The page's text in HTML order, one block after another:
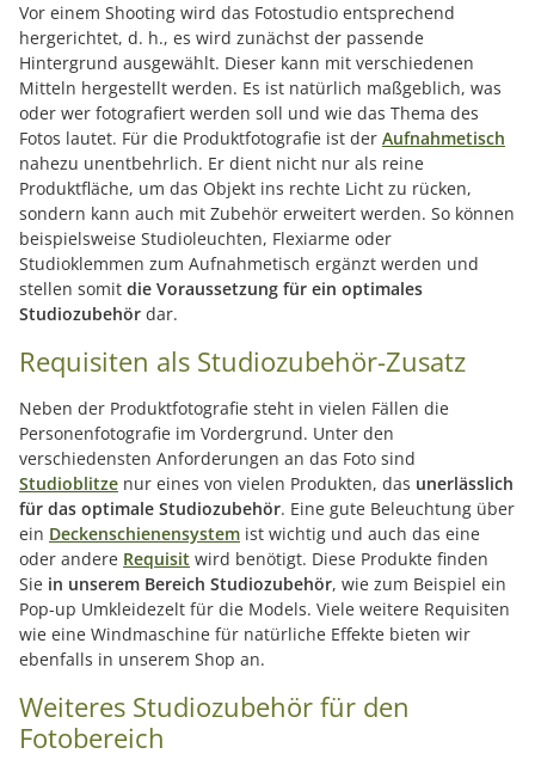
Vor einem Shooting wird das Fotostudio entsprechend
hergerichtet, d. h., es wird zunächst der passende
Hintergrund ausgewählt. Dieser kann mit verschiedenen
Mitteln hergestellt werden. Es ist natürlich maßgeblich, was
oder wer fotografiert werden soll und wie das Thema des
Fotos lautet. Für die Produktfotografie ist der Aufnahmetisch
nahezu unentbehrlich. Er dient nicht nur als reine
Produktfläche, um das Objekt ins rechte Licht zu rücken,
sondern kann auch mit Zubehör erweitert werden. So können
beispielsweise Studioleuchten, Flexiarme oder
Studioklemmen zum Aufnahmetisch ergänzt werden und
stellen somit die Voraussetzung für ein optimales
Studiozubehör dar.
Requisiten als Studiozubehör-Zusatz
Neben der Produktfotografie steht in vielen Fällen die
Personenfotografie im Vordergrund. Unter den
verschiedensten Anforderungen an das Foto sind
Studioblitze nur eines von vielen Produkten, das unerlässlich
für das optimale Studiozubehör. Eine gute Beleuchtung über
ein Deckenschienensystem ist wichtig und auch das eine
oder andere Requisit wird benötigt. Diese Produkte finden
Sie in unserem Bereich Studiozubehör, wie zum Beispiel ein
Pop-up Umkleidezelt für die Models. Viele weitere Requisiten
wie eine Windmaschine für natürliche Effekte bieten wir
ebenfalls in unserem Shop an.
Weiteres Studiozubehör für den
Fotobereich